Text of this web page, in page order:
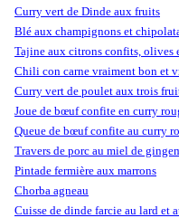
Curry vert de Dinde aux fruits
Blé aux champignons et
Tajine aux citrons confits, olives
Chili con carne vraiment bon et
Curry vert de poulet aux trois
Joue de bœuf confite en curry
Queue de bœuf confite au curry
Travers de porc au miel de
Pintade fermière aux marrons
Chorba agneau
Cuisse de dinde farcie au lard et